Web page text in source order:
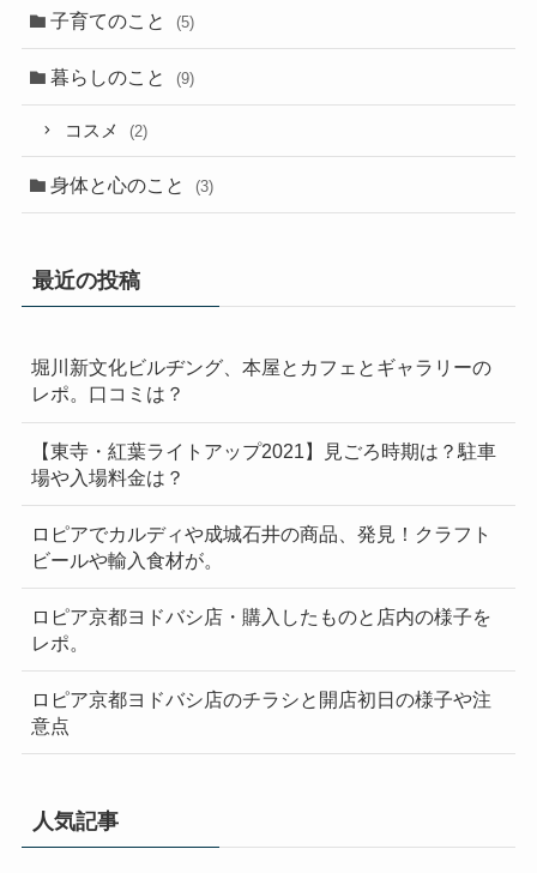
子育てのこと (5)
暮らしのこと (9)
コスメ (2)
身体と心のこと (3)
最近の投稿
堀川新文化ビルヂング、本屋とカフェとギャラリーの
レポ。口コミは？
【東寺・紅葉ライトアップ2021】見ごろ時期は？駐車
場や入場料金は？
ロピアでカルディや成城石井の商品、発見！クラフト
ビールや輸入食材が。
ロピア京都ヨドバシ店・購入したものと店内の様子を
レポ。
ロピア京都ヨドバシ店のチラシと開店初日の様子や注
意点
人気記事